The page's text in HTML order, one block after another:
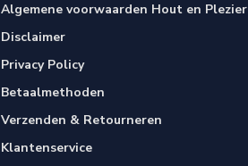
Algemene voorwaarden Hout en Plezier
Disclaimer
Privacy Policy
Betaalmethoden
Verzenden & Retourneren
Klantenservice